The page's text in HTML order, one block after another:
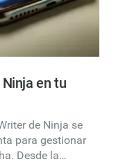
en tu
de Ninja se
para gestionar
Desde la